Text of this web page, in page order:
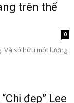
trên thế
0
Và sở hữu một lượng
đẹp” Lee